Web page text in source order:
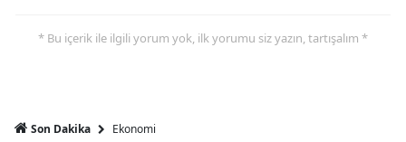
* Bu içerik ile ilgili yorum yok, ilk yorumu siz yazın, tartışalım *
Son Dakika Ekonomi